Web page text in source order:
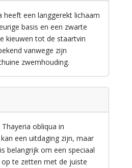
heeft een langgerekt lichaam
basis en een zwarte
kieuwen tot de staartvin
vanwege zijn
zwemhouding.
obliqua in
een uitdaging zijn, maar
belangrijk om een speciaal
te zetten met de juiste